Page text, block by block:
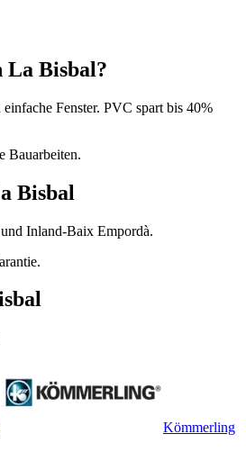
La Bisbal?
Fenster. PVC spart bis 40%
Bauarbeiten.
Bisbal
Inland-Baix Empordà.
Kömmerling